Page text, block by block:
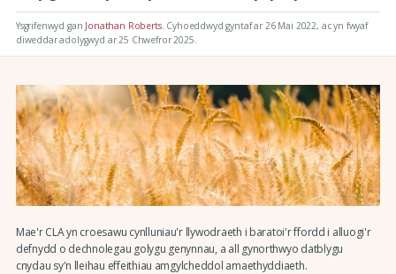
Ysgrifenwyd gan Jonathan Roberts. Cyhoeddwyd gyntaf ar 26 Mai 2022, ac yn fwyaf
diweddar adolygwyd ar 25 Chwefror 2025.
Mae'r CLA yn croesawu cynlluniau'r llywodraeth i baratoi'r ffordd i alluogi'r
defnydd o dechnolegau golygu genynnau, a all gynorthwyo datblygu
cnydau sy'n lleihau effeithiau amgylcheddol amaethyddiaeth.